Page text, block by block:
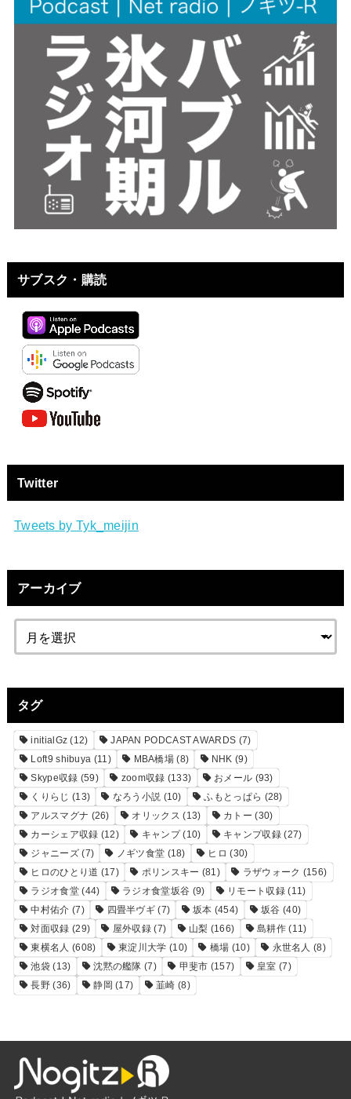
サブスク・購読
Twitter
Tweets by Tyk_meijin
アーカイブ
タグ
initialGz (12) JAPAN PODCAST AWARDS (7)
Loft9 shibuya (11) MBA橋場 (8) NHK (9)
Skype収録 (59) zoom収録 (133) おメール (93)
くりらじ (13) なろう小説 (10) ふもとっぱら (28)
アルスマグナ (26) オリックス (13) カトー (30)
カーシェア収録 (12) キャンプ(10) キャンプ収録(27)
ジャニーズ(7) ノギツ食堂 (18) ヒロ (30)
ヒロのひとり道 (17) ポリンスキー (81) ラザウォーク (156)
ラジオ食堂(44) ラジオ食堂坂谷 (9) リモート収録(11)
中村佑介 (7) 四畳半ヴギ (7) 坂本 (454) 坂谷 (40)
対面収録 (29) 屋外収録 (7) 山梨 (166) 島耕作(11)
東横名人 (608) 東淀川大学 (10) 橋場 (10) 永世名人 (8)
池袋 (13) 沈黙の艦隊 (7) 甲斐市 (157) 皇室 (7)
長野 (36) 静岡 (17) 韮崎 (8)